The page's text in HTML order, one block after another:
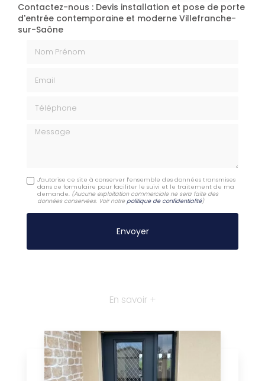
Contactez-nous : Devis installation et pose de porte
d'entrée contemporaine et moderne Villefranche-
sur-Saône
Message
J'autorise ce site à conserver l'ensemble des données transmises
dans ce formulaire pour faciliter le suivi et le traitement de ma
demande. (Aucune exploitation commerciale ne sera faite des
données conservées. Voir notrepolitique de confidentialité)
En savoir +